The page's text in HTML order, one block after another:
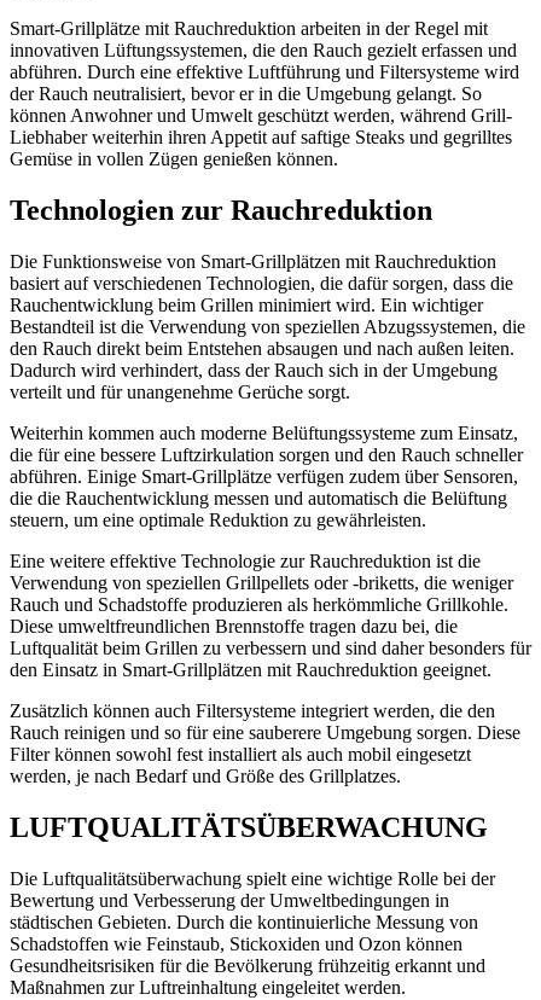
Smart-Grillplätze mit Rauchreduktion arbeiten in der Regel mit
innovativen Lüftungssystemen, die den Rauch gezielt erfassen und
abführen. Durch eine effektive Luftführung und Filtersysteme wird
der Rauch neutralisiert, bevor er in die Umgebung gelangt. So
können Anwohner und Umwelt geschützt werden, während Grill-
Liebhaber weiterhin ihren Appetit auf saftige Steaks und gegrilltes
Gemüse in vollen Zügen genießen können.
Technologien zur Rauchreduktion
Die Funktionsweise von Smart-Grillplätzen mit Rauchreduktion
basiert auf verschiedenen Technologien, die dafür sorgen, dass die
Rauchentwicklung beim Grillen minimiert wird. Ein wichtiger
Bestandteil ist die Verwendung von speziellen Abzugssystemen, die
den Rauch direkt beim Entstehen absaugen und nach außen leiten.
Dadurch wird verhindert, dass der Rauch sich in der Umgebung
verteilt und für unangenehme Gerüche sorgt.
Weiterhin kommen auch moderne Belüftungssysteme zum Einsatz,
die für eine bessere Luftzirkulation sorgen und den Rauch schneller
abführen. Einige Smart-Grillplätze verfügen zudem über Sensoren,
die die Rauchentwicklung messen und automatisch die Belüftung
steuern, um eine optimale Reduktion zu gewährleisten.
Eine weitere effektive Technologie zur Rauchreduktion ist die
Verwendung von speziellen Grillpellets oder -briketts, die weniger
Rauch und Schadstoffe produzieren als herkömmliche Grillkohle.
Diese umweltfreundlichen Brennstoffe tragen dazu bei, die
Luftqualität beim Grillen zu verbessern und sind daher besonders für
den Einsatz in Smart-Grillplätzen mit Rauchreduktion geeignet.
Zusätzlich können auch Filtersysteme integriert werden, die den
Rauch reinigen und so für eine sauberere Umgebung sorgen. Diese
Filter können sowohl fest installiert als auch mobil eingesetzt
werden, je nach Bedarf und Größe des Grillplatzes.
LUFTQUALITÄTSÜBERWACHUNG
Die Luftqualitätsüberwachung spielt eine wichtige Rolle bei der
Bewertung und Verbesserung der Umweltbedingungen in
städtischen Gebieten. Durch die kontinuierliche Messung von
Schadstoffen wie Feinstaub, Stickoxiden und Ozon können
Gesundheitsrisiken für die Bevölkerung frühzeitig erkannt und
Maßnahmen zur Luftreinhaltung eingeleitet werden.